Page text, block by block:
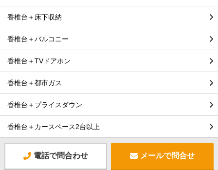
香椎台＋床下収納
香椎台＋バルコニー
香椎台＋TVドアホン
香椎台＋都市ガス
香椎台＋プライスダウン
香椎台＋カースペース2台以上
電話で問合わせ メールで問合せ